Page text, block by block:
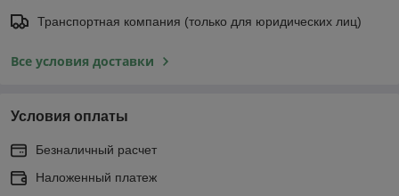
Транспортная компания (только для юридических лиц)
Все условия доставки
Условия оплаты
Безналичный расчет
Наложенный платеж